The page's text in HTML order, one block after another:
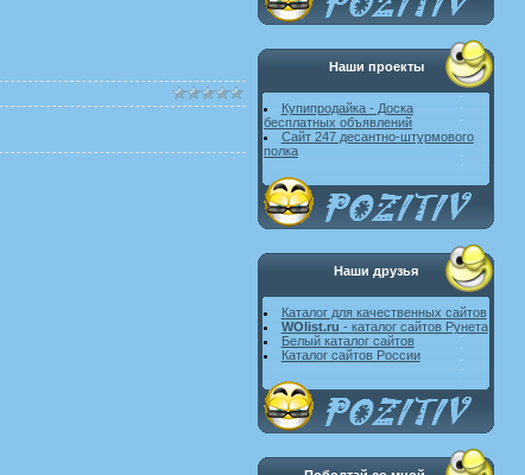
Наши проекты
Купипродайка - Доска
бесплатных объявлений
Сайт 247 десантно-штурмового
полка
Наши друзья
Каталог для качественных сайтов
WOlist.ru - каталог сайтов Рунета
Белый каталог сайтов
Каталог сайтов России